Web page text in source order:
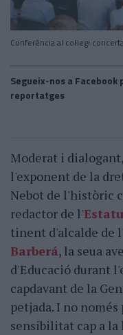
Conferència al col·legi
Segueix-nos a
reportatges
Moderat i dialogant,
l'exponent de la
Nebot de l'històric
redactor de l'
tinent d'alcalde de
Barberá, la seua
d'Educació durant
capdavant de la
petjada. I no
sensibilitat cap a la